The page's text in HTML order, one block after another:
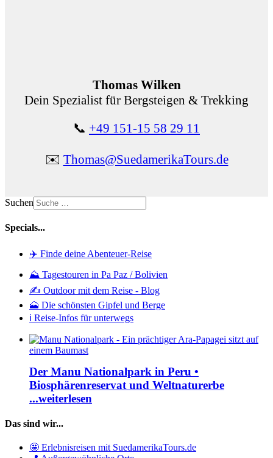
Thomas Wilken
Dein Spezialist für Bergsteigen & Trekking
📞 +49 151-15 58 29 11
✉️ Thomas@SuedamerikaTours.de
Suchen
Specials...
✈️ Finde deine Abenteuer-Reise
⛰️ Tagestouren in Pa Paz / Bolivien
✍️ Outdoor mit dem Reise - Blog
🗻 Die schönsten Gipfel und Berge
ℹ️ Reise-Infos für unterwegs
Der Manu Nationalpark in Peru •
Biosphärenreservat und Weltnaturerbe
...weiterlesen
Das sind wir...
🤩 Erlebnisreisen mit SuedamerikaTours.de